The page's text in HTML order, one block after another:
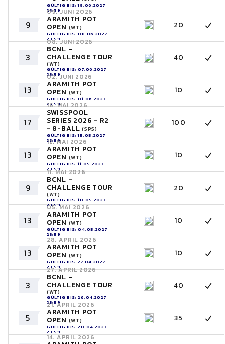
GÜLTIG BIS: 19.06.2027
23:59
9
09. JUNI 2026
ARAMITH POT
OPEN (WT)
GÜLTIG BIS: 08.06.2027
23:59
20
3
08. JUNI 2026
BCNL –
CHALLENGE TOUR
(WT)
GÜLTIG BIS: 07.06.2027
23:59
40
13
02. JUNI 2026
ARAMITH POT
OPEN (WT)
GÜLTIG BIS: 01.06.2027
23:59
10
17
16. MAI 2026
SWISSPOOL
SERIES 2026 - R2
- 8-BALL(SPS)
GÜLTIG BIS: 15.05.2027
23:59
100
13
12. MAI 2026
ARAMITH POT
OPEN (WT)
GÜLTIG BIS: 11.05.2027
23:59
10
9
11. MAI 2026
BCNL –
CHALLENGE TOUR
(WT)
GÜLTIG BIS: 10.05.2027
23:59
20
13
05. MAI 2026
ARAMITH POT
OPEN (WT)
GÜLTIG BIS: 04.05.2027
23:59
10
13
28. APRIL 2026
ARAMITH POT
OPEN (WT)
GÜLTIG BIS: 27.04.2027
23:59
10
3
27. APRIL 2026
BCNL –
CHALLENGE TOUR
(WT)
GÜLTIG BIS: 26.04.2027
23:59
40
5
21. APRIL 2026
ARAMITH POT
OPEN (WT)
GÜLTIG BIS: 20.04.2027
23:59
35
14. APRIL 2026